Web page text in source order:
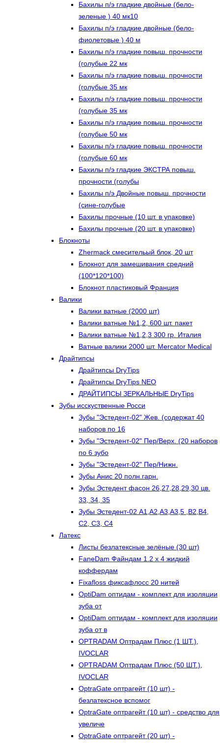
Бахилы п/э гладкие двойные (бело-
зеленые ) 40 мк10
Бахилы п/э гладкие двойные (бело-
фиолетовые ) 40 м
Бахилы п/э гладкие повыш. прочности
(голубые 22 мк
Бахилы п/э гладкие повыш. прочности
(голубые 35 мк
Бахилы п/э гладкие повыш. прочности
(голубые 35 мк
Бахилы п/э гладкие повыш. прочности
(голубые 50 мк
Бахилы п/э гладкие повыш. прочности
(голубые 60 мк
Бахилы п/э гладкие ЭКСТРА повыш.
прочности (голубы
Бахилы п/э Двойные повыш. прочности
(сине-голубые
Бахилы прочные (10 шт. в упаковке)
Бахилы прочные (20 шт. в упаковке)
Блокноты
Zhermack смесительый блок, 20 шт
Блокнот для замешивания средний
(100*120*100)
Блокнот пластиковый Франция
Валики
Валики ватные (2000 шт)
Валики ватные №1,2, 600 шт. пакет
Валики ватные №1,2,3 300 гр. Италия
Ватные валики 2000 шт. Mercator Medical
Драйтипсы
Драйтипсы DryTips
Драйтипсы DryTips NEO
ДРАЙТИПСЫ ЗЕРКАЛЬНЫЕ DryTips
Зубы исскуственные Росси
Зубы "Эстедент-02" Жев. (содержат 40
наборов по 16
Зубы "Эстедент-02" Пер/Верх. (20 наборов
по 6 зубо
Зубы "Эстедент-02" Пер/Нижн.
Зубы Анис 20 полн.гарн.
Зубы Эстедент фасон 26,27,28,29,30 цв.
33, 34, 35
Зубы Эстедент-02 А1,А2,А3,А3,5 ,В2,В4,
С2, С3, С4
Латекс
Листы безлатексные зелёные (30 шт)
FaneDam Файндам 1.2 х 4 жидкий
коффердам
Fixafloss фиксафлосс 20 нитей
OptiDam оптидам - комплект для изоляции
зуба от
OptiDam оптидам - комплект для изоляции
зуба от в
OPTRADAM Оптрадам Плюс (1 ШТ.),
IVOCLAR
OPTRADAM Оптрадам Плюс (50 ШТ.),
IVOCLAR
OptraGate оптрагейт (10 шт) -
безлатексное вспомог
OptraGate оптрагейт (10 шт) - средство для
увеличе
OptraGate оптрагейт (20 шт) -